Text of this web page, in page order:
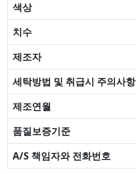
색상
치수
제조자
세탁방법 및 취급시 주의사항
제조연월
품질보증기준
A/S 책임자와 전화번호